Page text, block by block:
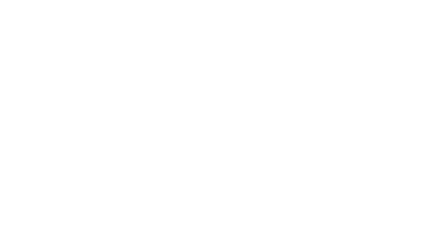
are about 800 pages so there
efforts.200-125 study guide The Best IT Exam Questions And Answers
True.200-125 dumps However, a lot of of the time abounding questions asked
260 iins cbt nuggets download